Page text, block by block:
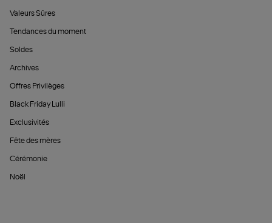
Valeurs Sûres
Tendances du moment
Soldes
Archives
Offres Privilèges
Black Friday Lulli
Exclusivités
Fête des mères
Cérémonie
Noël